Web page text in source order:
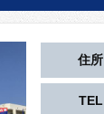
住所
TEL